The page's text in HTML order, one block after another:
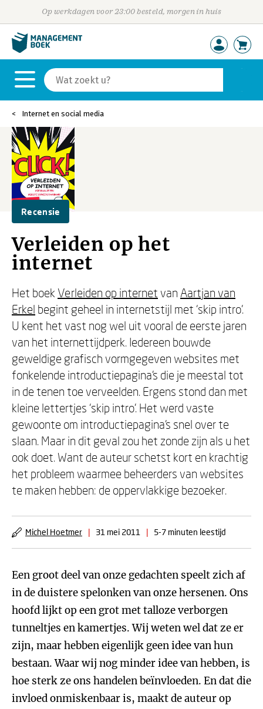
Op werkdagen voor 23:00 besteld, morgen in huis
Internet en social media
Recensie
Verleiden op het
internet
Het boek Verleiden op internet van Aartjan van
Erkel begint geheel in internetstijl met ‘skip intro’.
U kent het vast nog wel uit vooral de eerste jaren
van het internettijdperk. Iedereen bouwde
geweldige grafisch vormgegeven websites met
fonkelende introductiepagina's die je meestal tot
in de tenen toe verveelden. Ergens stond dan met
kleine lettertjes ‘skip intro’. Het werd vaste
gewoonte om introductiepagina's snel over te
slaan. Maar in dit geval zou het zonde zijn als u het
ook doet. Want de auteur schetst kort en krachtig
het probleem waarmee beheerders van websites
te maken hebben: de oppervlakkige bezoeker.
Michel Hoetmer | 31 mei 2011 | 5-7 minuten leestijd
Een groot deel van onze gedachten speelt zich af
in de duistere spelonken van onze hersenen. Ons
hoofd lijkt op een grot met talloze verborgen
tunneltjes en kamertjes. Wij weten wel dat ze er
zijn, maar hebben eigenlijk geen idee van hun
bestaan. Waar wij nog minder idee van hebben, is
hoe sterk ze ons handelen beïnvloeden. En dat die
invloed onmiskenbaar is, maakt de auteur op